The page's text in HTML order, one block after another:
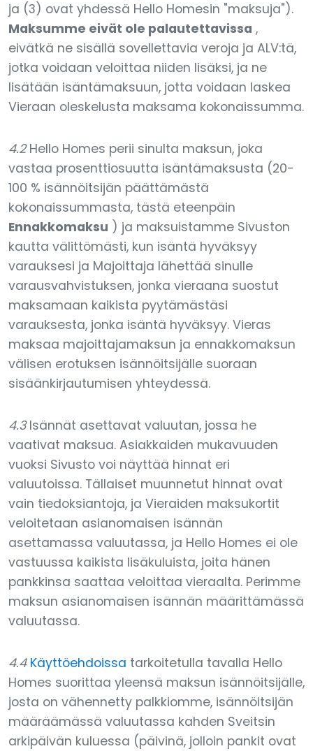
ja (3) ovat yhdessä Hello Homesin "maksuja").
Maksumme eivät ole palautettavissa ,
eivätkä ne sisällä sovellettavia veroja ja ALV:tä,
jotka voidaan veloittaa niiden lisäksi, ja ne
lisätään isäntämaksuun, jotta voidaan laskea
Vieraan oleskelusta maksama kokonaissumma.
4.2Hello Homes perii sinulta maksun, joka
vastaa prosenttiosuutta isäntämaksusta (20-
100 % isännöitsijän päättämästä
kokonaissummasta, tästä eteenpäin
Ennakkomaksu ) ja maksuistamme Sivuston
kautta välittömästi, kun isäntä hyväksyy
varauksesi ja Majoittaja lähettää sinulle
varausvahvistuksen, jonka vieraana suostut
maksamaan kaikista pyytämästäsi
varauksesta, jonka isäntä hyväksyy. Vieras
maksaa majoittajamaksun ja ennakkomaksun
välisen erotuksen isännöitsijälle suoraan
sisäänkirjautumisen yhteydessä.
4.3Isännät asettavat valuutan, jossa he
vaativat maksua. Asiakkaiden mukavuuden
vuoksi Sivusto voi näyttää hinnat eri
valuutoissa. Tällaiset muunnetut hinnat ovat
vain tiedoksiantoja, ja Vieraiden maksukortit
veloitetaan asianomaisen isännän
asettamassa valuutassa, ja Hello Homes ei ole
vastuussa kaikista lisäkuluista, joita hänen
pankkinsa saattaa veloittaa vieraalta. Perimme
maksun asianomaisen isännän määrittämässä
valuutassa.
4.4 Käyttöehdoissa tarkoitetulla tavalla Hello
Homes suorittaa yleensä maksun isännöitsijälle,
josta on vähennetty palkkiomme, isännöitsijän
määräämässä valuutassa kahden Sveitsin
arkipäivän kuluessa (päivinä, jolloin pankit ovat